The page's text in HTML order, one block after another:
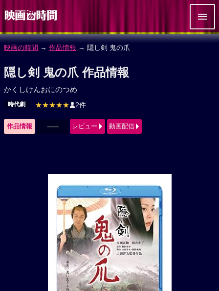
映画の時間 → 作品情報 → 隠し剣 鬼の爪
隠し剣 鬼の爪 作品情報
かくしけんおにのつめ
時代劇 ★★★★★ 2件
作品情報 ------ レビュー 動画配信